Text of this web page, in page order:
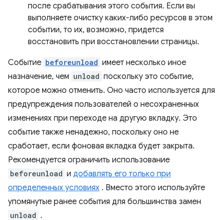
после срабатывания этого события. Если вы
выполняете очистку каких-либо ресурсов в этом
событии, то их, возможно, придется
восстановить при восстановлении страницы.
Событие beforeunload имеет несколько иное
назначение, чем unload поскольку это событие,
которое можно отменить. Оно часто используется для
предупреждения пользователей о несохраненных
изменениях при переходе на другую вкладку. Это
событие также ненадежно, поскольку оно не
сработает, если фоновая вкладка будет закрыта.
Рекомендуется ограничить использование
beforeunload и добавлять его только при
определенных условиях . Вместо этого используйте
упомянутые ранее события для большинства замен
unload .